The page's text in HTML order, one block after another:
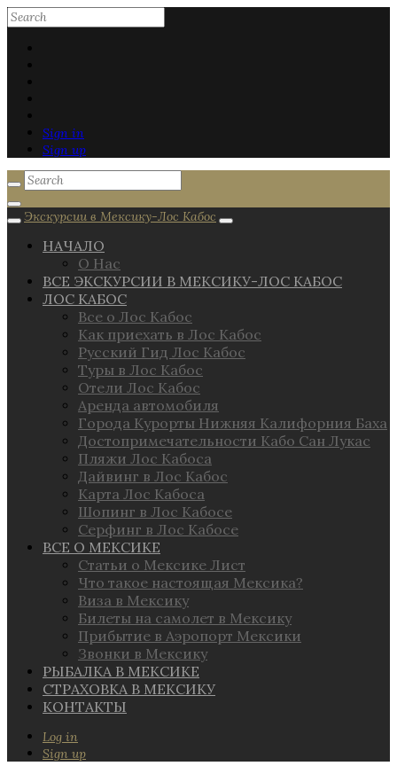
Sign in
Sign up
Экскурсии в Мексику-Лос Кабос
НАЧАЛО
О Нас
ВСЕ ЭКСКУРСИИ В МЕКСИКУ-ЛОС КАБОС
ЛОС КАБОС
Все о Лос Кабос
Как приехать в Лос Кабос
Русский Гид Лос Кабос
Туры в Лос Кабос
Отели Лос Кабос
Аренда автомобиля
Города Курорты Нижняя Калифорния Баха
Достопримечательности Кабо Сан Лукас
Пляжи Лос Кабоса
Дайвинг в Лос Кабос
Карта Лос Кабоса
Шопинг в Лос Кабосе
Серфинг в Лос Кабосе
ВСЕ О МЕКСИКЕ
Статьи о Мексике Лист
Что такое настоящая Мексика?
Виза в Мексику
Билеты на самолет в Мексику
Прибытие в Аэропорт Мексики
Звонки в Мексику
РЫБАЛКА В МЕКСИКЕ
СТРАХОВКА В МЕКСИКУ
КОНТАКТЫ
Log in
Sign up